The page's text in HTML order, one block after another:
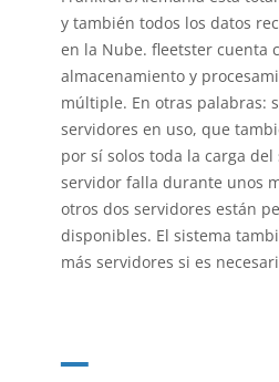
y también todos los datos
en la Nube. fleetster cuenta
almacenamiento y
múltiple. En otras palabras:
servidores en uso, que
por sí solos toda la carga del
servidor falla durante unos
otros dos servidores están
disponibles. El sistema
más servidores si es